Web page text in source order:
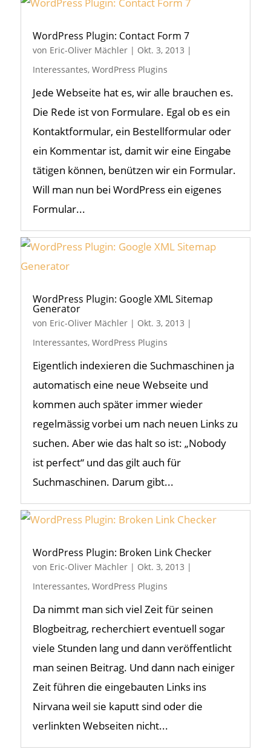
WordPress Plugin: Contact Form 7
von Eric-Oliver Mächler| Okt. 3, 2013 |
Interessantes, WordPress Plugins
Jede Webseite hat es, wir alle brauchen es.
Die Rede ist von Formulare. Egal ob es ein
Kontaktformular, ein Bestellformular oder
ein Kommentar ist, damit wir eine Eingabe
tätigen können, benützen wir ein Formular.
Will man nun bei WordPress ein eigenes
Formular...
WordPress Plugin: Google XML Sitemap
Generator
von Eric-Oliver Mächler| Okt. 3, 2013 |
Interessantes, WordPress Plugins
Eigentlich indexieren die Suchmaschinen ja
automatisch eine neue Webseite und
kommen auch später immer wieder
regelmässig vorbei um nach neuen Links zu
suchen. Aber wie das halt so ist: „Nobody
ist perfect“ und das gilt auch für
Suchmaschinen. Darum gibt...
WordPress Plugin: Broken Link Checker
von Eric-Oliver Mächler| Okt. 3, 2013 |
Interessantes, WordPress Plugins
Da nimmt man sich viel Zeit für seinen
Blogbeitrag, recherchiert eventuell sogar
viele Stunden lang und dann veröffentlicht
man seinen Beitrag. Und dann nach einiger
Zeit führen die eingebauten Links ins
Nirvana weil sie kaputt sind oder die
verlinkten Webseiten nicht...